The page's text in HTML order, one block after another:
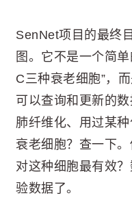
SenNet项目的最终
图。它不是一个简单
C三种衰老细胞”，
可以查询和更新的
肺纤维化、用过某
衰老细胞？查一下
对这种细胞最有效
验数据了。